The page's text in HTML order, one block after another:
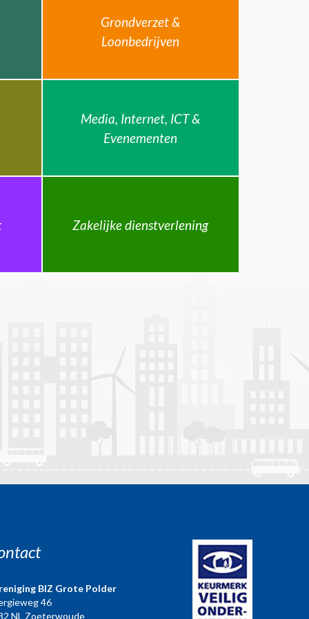
Grondverzet &
Loonbedrijven
Media, Internet, ICT &
Evenementen
Zakelijke dienstverlening
BIZ Grote Polder
46
NL Zoeterwoude